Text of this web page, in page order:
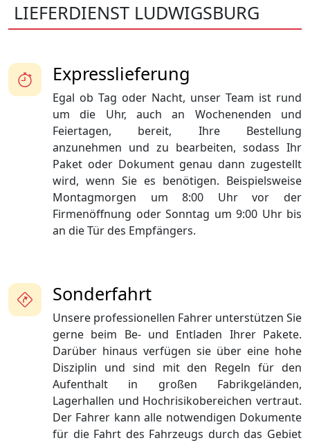
LIEFERDIENST LUDWIGSBURG
Sonderfahrt
Unsere professionellen Fahrer unterstützen Sie
gerne beim Be- und Entladen Ihrer Pakete.
Darüber hinaus verfügen sie über eine hohe
Disziplin und sind mit den Regeln für den
Aufenthalt in großen Fabrikgeländen,
Lagerhallen und Hochrisikobereichen vertraut.
Der Fahrer kann alle notwendigen Dokumente
für die Fahrt des Fahrzeugs durch das Gebiet
Expresslieferung
Egal ob Tag oder Nacht, unser Team ist rund
um die Uhr, auch an Wochenenden und
Feiertagen, bereit, Ihre Bestellung
anzunehmen und zu bearbeiten, sodass Ihr
Paket oder Dokument genau dann zugestellt
wird, wenn Sie es benötigen. Beispielsweise
Montagmorgen um 8:00 Uhr vor der
Firmenöffnung oder Sonntag um 9:00 Uhr bis
an die Tür des Empfängers.